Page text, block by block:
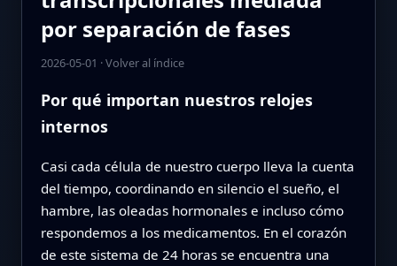
por separación de fases
2026-05-01 ·Volver al índice
Por qué importan nuestros relojes
internos
Casi cada célula de nuestro cuerpo lleva la cuenta
del tiempo, coordinando en silencio el sueño, el
hambre, las oleadas hormonales e incluso cómo
respondemos a los medicamentos. En el corazón
de este sistema de 24 horas se encuentra una